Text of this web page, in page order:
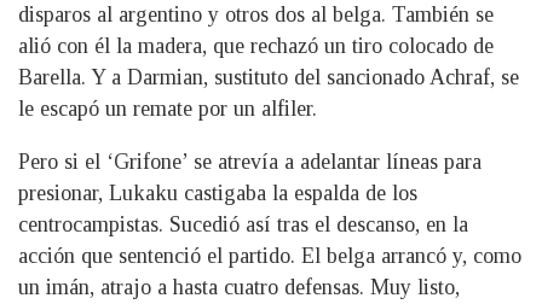
disparos al argentino y otros dos al belga. También se
alió con él la madera, que rechazó un tiro colocado de
Barella. Y a Darmian, sustituto del sancionado Achraf, se
le escapó un remate por un alfiler.
Pero si el ‘Grifone’ se atrevía a adelantar líneas para
presionar, Lukaku castigaba la espalda de los
centrocampistas. Sucedió así tras el descanso, en la
acción que sentenció el partido. El belga arrancó y, como
un imán, atrajo a hasta cuatro defensas. Muy listo,